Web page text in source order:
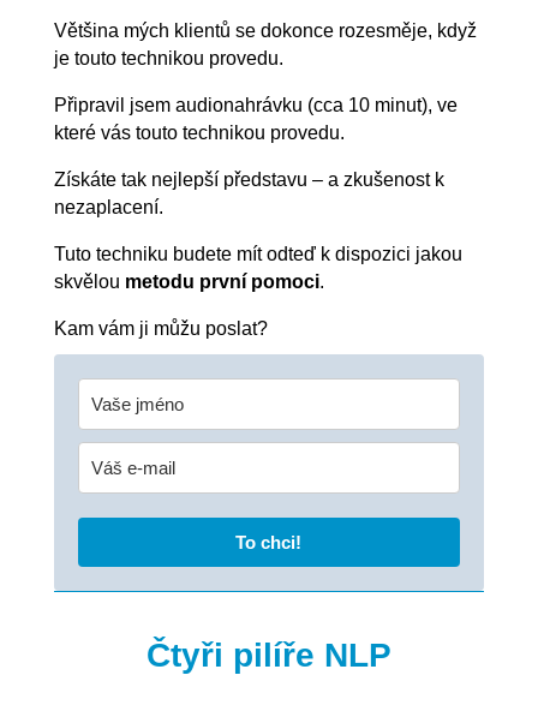
Většina mých klientů se dokonce rozesměje, když
je touto technikou provedu.
Připravil jsem audionahrávku (cca 10 minut), ve
které vás touto technikou provedu.
Získáte tak nejlepší představu – a zkušenost k
nezaplacení.
Tuto techniku budete mít odteď k dispozici jakou
skvělou metodu první pomoci.
Kam vám ji můžu poslat?
To chci!
Čtyři pilíře NLP